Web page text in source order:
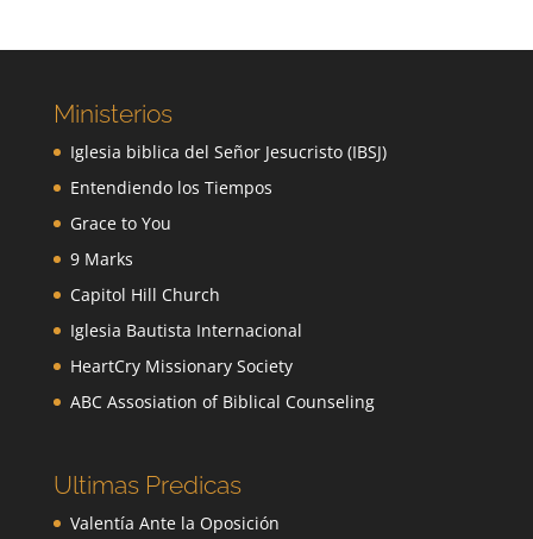
Ministerios
Iglesia biblica del Señor Jesucristo (IBSJ)
Entendiendo los Tiempos
Grace to You
9 Marks
Capitol Hill Church
Iglesia Bautista Internacional
HeartCry Missionary Society
ABC Assosiation of Biblical Counseling
Ultimas Predicas
Valentía Ante la Oposición